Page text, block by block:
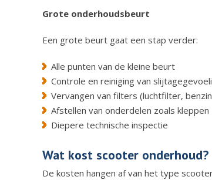
Grote onderhoudsbeurt
Een grote beurt gaat een stap verder:
Alle punten van de kleine beurt
Controle en reiniging van
Vervangen van filters (luchtfilter,
Afstellen van onderdelen zoals kleppen
Diepere technische inspectie
Wat kost scooter onderhoud?
De kosten hangen af van het type